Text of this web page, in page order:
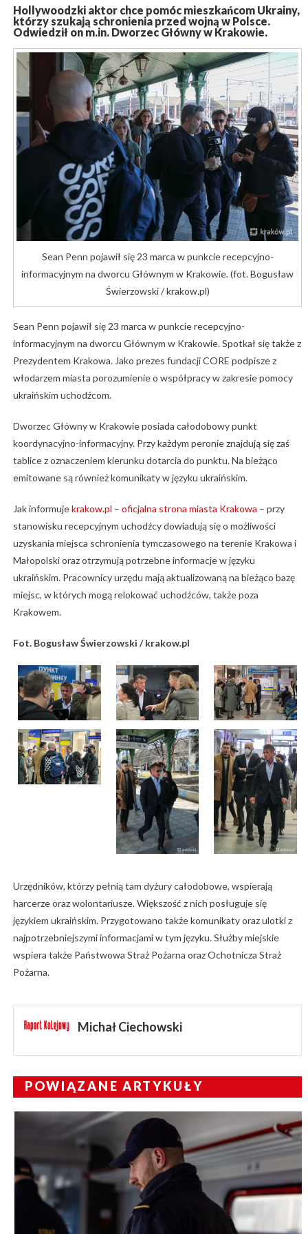
Hollywoodzki aktor chce pomóc mieszkańcom Ukrainy,
którzy szukają schronienia przed wojną w Polsce.
Odwiedził on m.in. Dworzec Główny w Krakowie.
Sean Penn pojawił się 23 marca w punkcie recepcyjno-
informacyjnym na dworcu Głównym w Krakowie. (fot. Bogusław
Świerzowski / krakow.pl)
Sean Penn pojawił się 23 marca w punkcie recepcyjno-
informacyjnym na dworcu Głównym w Krakowie. Spotkał się także z
Prezydentem Krakowa. Jako prezes fundacji CORE podpisze z
włodarzem miasta porozumienie o współpracy w zakresie pomocy
ukraińskim uchodźcom.
Dworzec Główny w Krakowie posiada całodobowy punkt
koordynacyjno-informacyjny. Przy każdym peronie znajdują się zaś
tablice z oznaczeniem kierunku dotarcia do punktu. Na bieżąco
emitowane są również komunikaty w języku ukraińskim.
Jak informujekrakow.pl – oficjalna strona miasta Krakowa – przy
stanowisku recepcyjnym uchodźcy dowiadują się o możliwości
uzyskania miejsca schronienia tymczasowego na terenie Krakowa i
Małopolski oraz otrzymują potrzebne informacje w języku
ukraińskim. Pracownicy urzędu mają aktualizowaną na bieżąco bazę
miejsc, w których mogą relokować uchodźców, także poza
Krakowem.
Fot. Bogusław Świerzowski / krakow.pl
Urzędników, którzy pełnią tam dyżury całodobowe, wspierają
harcerze oraz wolontariusze. Większość z nich posługuje się
językiem ukraińskim. Przygotowano także komunikaty oraz ulotki z
najpotrzebniejszymi informacjami w tym języku. Służby miejskie
wspiera także Państwowa Straż Pożarna oraz Ochotnicza Straż
Pożarna.
Michał Ciechowski
POWIĄZANE ARTYKUŁY